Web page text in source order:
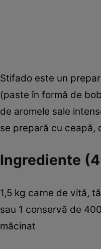
Stifado este un
(paste în formă de
de aromele sale
se prepară cu ceapă,
Ingrediente
1,5 kg carne de vită,
sau 1 conservă de
măcinat